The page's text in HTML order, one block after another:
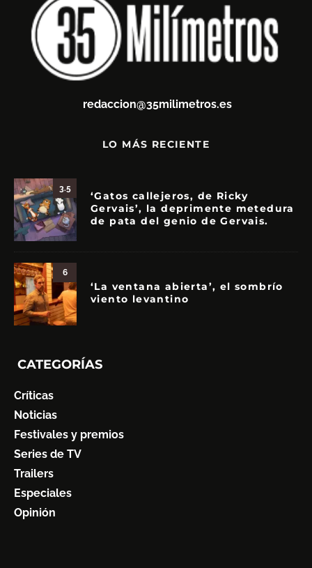
redaccion@35milimetros.es
LO MÁS RECIENTE
3.5
‘Gatos callejeros, de Ricky
Gervais’, la deprimente metedura
de pata del genio de Gervais.
6
‘La ventana abierta’, el sombrío
viento levantino
CATEGORÍAS
Críticas
Noticias
Festivales y premios
Series de TV
Trailers
Especiales
Opinión